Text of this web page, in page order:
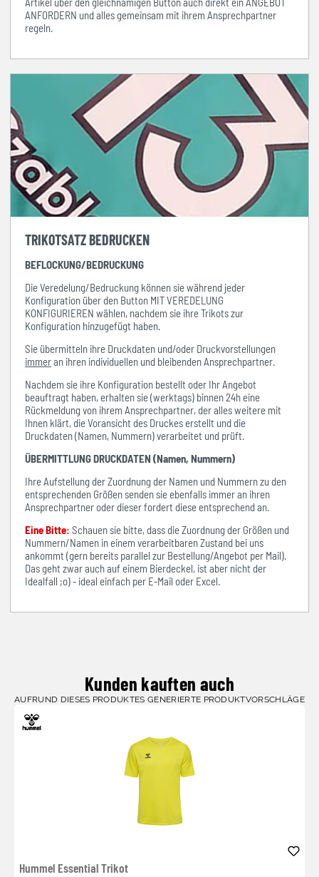
ANFORDERN und alles gemeinsam mit ihrem Ansprechpartner
regeln.
TRIKOTSATZ BEDRUCKEN
BEFLOCKUNG/BEDRUCKUNG
Die Veredelung/Bedruckung können sie während jeder
Konfiguration über den Button MIT VEREDELUNG
KONFIGURIEREN wählen, nachdem sie ihre Trikots zur
Konfiguration hinzugefügt haben.
Sie übermitteln ihre Druckdaten und/oder Druckvorstellungen
immeran ihren individuellen und bleibenden Ansprechpartner.
Nachdem sie ihre Konfiguration bestellt oder Ihr Angebot
beauftragt haben, erhalten sie (werktags) binnen 24h eine
Rückmeldung von ihrem Ansprechpartner, der alles weitere mit
Ihnen klärt, die Voransicht des Druckes erstellt und die
Druckdaten (Namen, Nummern) verarbeitet und prüft.
ÜBERMITTLUNG DRUCKDATEN (Namen, Nummern)
Ihre Aufstellung der Zuordnung der Namen und Nummern zu den
entsprechenden Größen senden sie ebenfalls immer an ihren
Ansprechpartner oder dieser fordert diese entsprechend an.
Eine Bitte: Schauen sie bitte, dass die Zuordnung der Größen und
Nummern/Namen in einem verarbeitbaren Zustand bei uns
ankommt (gern bereits parallel zur Bestellung/Angebot per Mail).
Das geht zwar auch auf einem Bierdeckel, ist aber nicht der
Idealfall ;o) - ideal einfach per E-Mail oder Excel.
Kunden kauften auch
AUFRUND DIESES PRODUKTES GENERIERTE PRODUKTVORSCHLÄGE
Hummel Essential Trikot